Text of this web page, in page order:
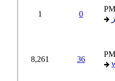
36
8,261